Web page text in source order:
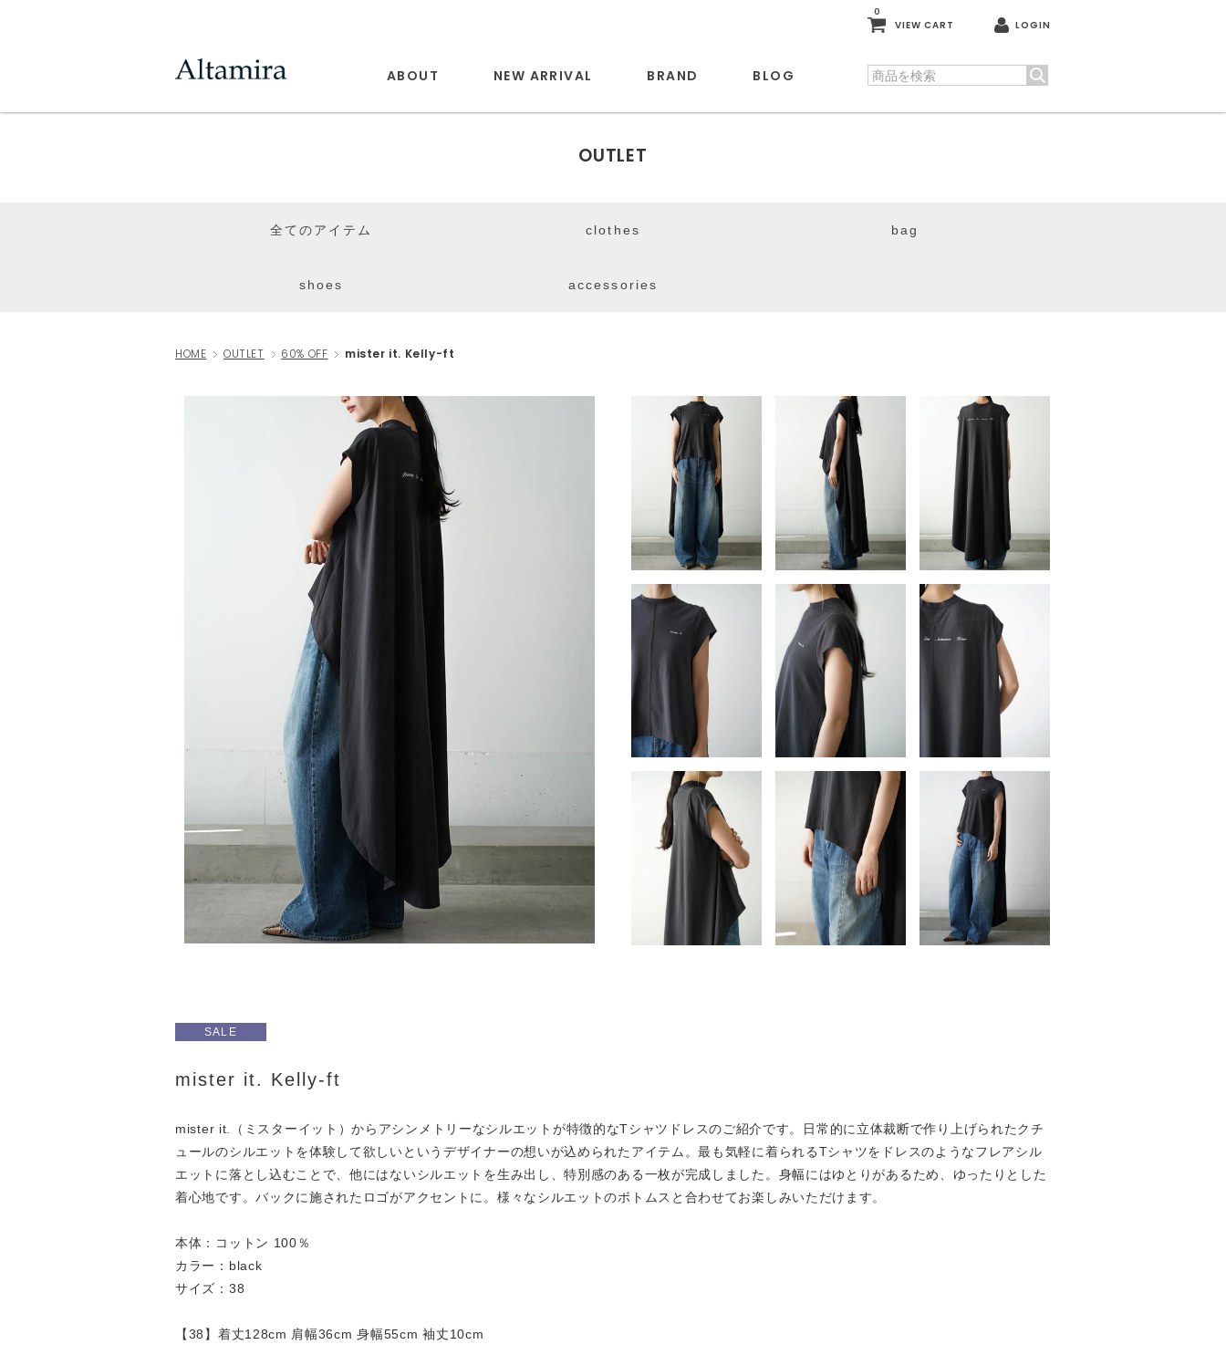
0
VIEW CART LOGIN
ABOUT NEW ARRIVAL BRAND BLOG
OUTLET
全てのアイテム clothes bag
shoes accessories
HOME OUTLET 60% OFF mister it. Kelly-ft
SALE
mister it. Kelly-ft
mister it.（ミスターイット）からアシンメトリーなシルエットが特徴的なTシャツドレスのご紹介です。日常的に立体裁断で作り上げられたクチ
ュールのシルエットを体験して欲しいというデザイナーの想いが込められたアイテム。最も気軽に着られるTシャツをドレスのようなフレアシル
エットに落とし込むことで、他にはないシルエットを生み出し、特別感のある一枚が完成しました。身幅にはゆとりがあるため、ゆったりとした
着心地です。バックに施されたロゴがアクセントに。様々なシルエットのボトムスと合わせてお楽しみいただけます。
本体：コットン 100％
カラー：black
サイズ：38
【38】着丈128cm 肩幅36cm 身幅55cm 袖丈10cm